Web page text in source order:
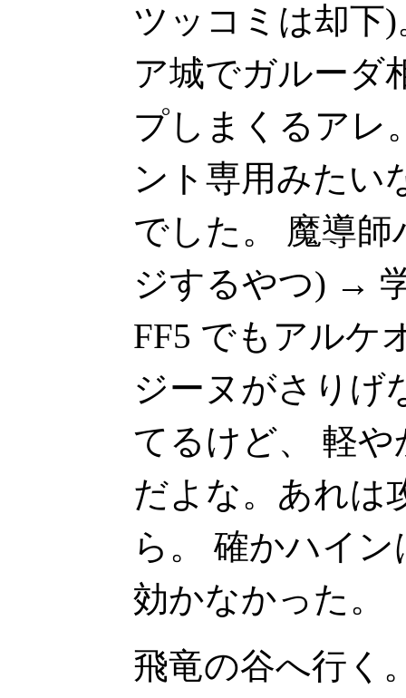
ツッコミは却下
ア城でガルーダ
プしまくるアレ
ント専用みたい
でした。 魔導
ジするやつ) →
FF5 でもアルケ
ジーヌがさりげ
てるけど、 軽
だよな。あれは
ら。 確かハイ
効かなかった。
飛竜の谷へ行く